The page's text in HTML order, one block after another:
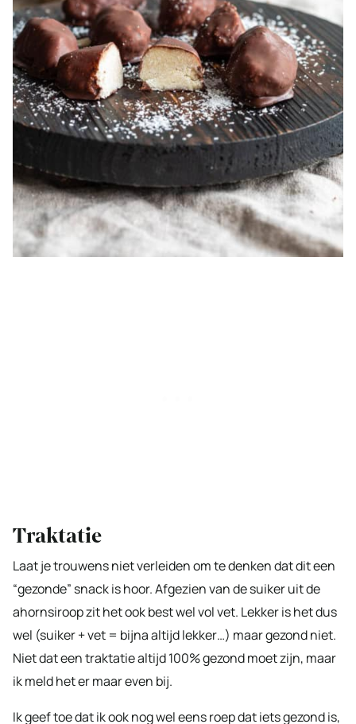
Traktatie
Laat je trouwens niet verleiden om te denken dat dit een
“gezonde” snack is hoor. Afgezien van de suiker uit de
ahornsiroop zit het ook best wel vol vet. Lekker is het dus
wel (suiker + vet = bijna altijd lekker…) maar gezond niet.
Niet dat een traktatie altijd 100% gezond moet zijn, maar
ik meld het er maar even bij.
Ik geef toe dat ik ook nog wel eens roep dat iets gezond is,